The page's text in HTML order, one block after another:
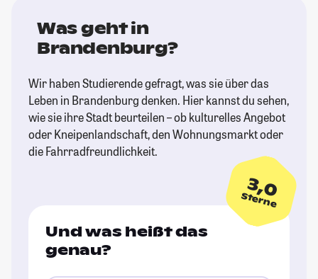
Was geht in
Brandenburg?
Wir haben Studierende gefragt, was sie über das
Leben in Brandenburg denken. Hier kannst du sehen,
wie sie ihre Stadt beurteilen – ob kulturelles Angebot
oder Kneipenlandschaft, den Wohnungsmarkt oder
die Fahrradfreundlichkeit.
3,0
Sterne
Und was heißt das
genau?